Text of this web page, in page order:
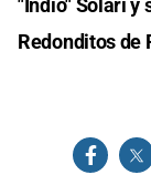
"Indio" Solari y
Redonditos de